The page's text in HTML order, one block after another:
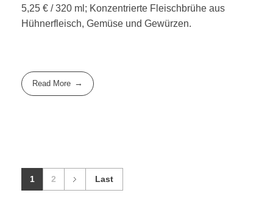
5,25 € / 320 ml; Konzentrierte Fleischbrühe aus
Hühnerfleisch, Gemüse und Gewürzen.
Read More
1 2 Last